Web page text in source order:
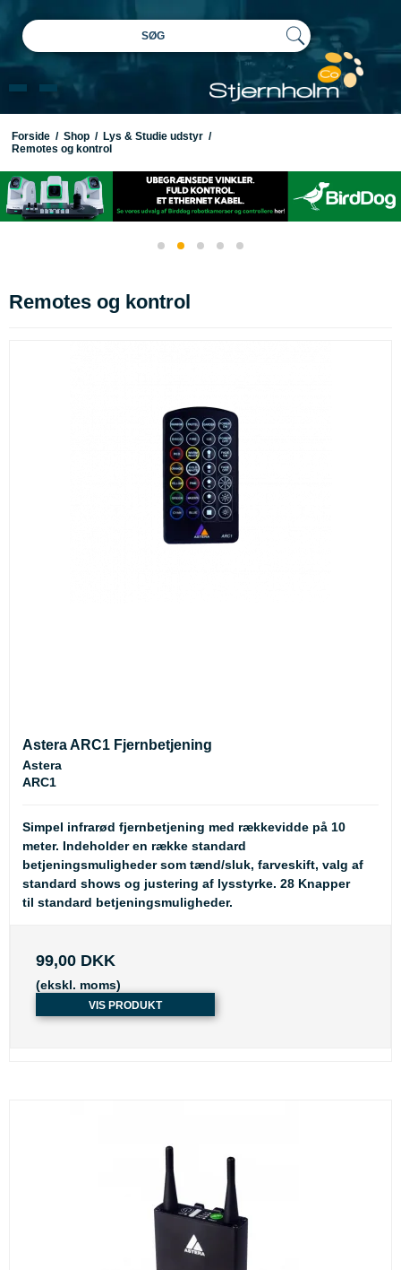
SØG
Forside / Shop / Lys & Studie udstyr /
Remotes og kontrol
Remotes og kontrol
Astera ARC1 Fjernbetjening
Astera
ARC1
Simpel infrarød fjernbetjening med rækkevidde på 10
meter. Indeholder en række standard
betjeningsmuligheder som tænd/sluk, farveskift, valg af
standard shows og justering af lysstyrke. 28 Knapper
til standard betjeningsmuligheder.
99,00 DKK
(ekskl. moms)
VIS PRODUKT